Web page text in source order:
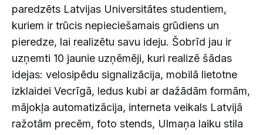
paredzēts Latvijas Universitātes studentiem,
kuriem ir trūcis nepieciešamais grūdiens un
pieredze, lai realizētu savu ideju. Šobrīd jau ir
uzņemti 10 jaunie uzņēmēji, kuri realizē šādas
idejas: velosipēdu signalizācija, mobilā lietotne
izklaidei Vecrīgā, ledus kubi ar dažādām formām,
mājokļa automatizācija, interneta veikals Latvijā
ražotām precēm, foto stends, Ulmaņa laiku stila